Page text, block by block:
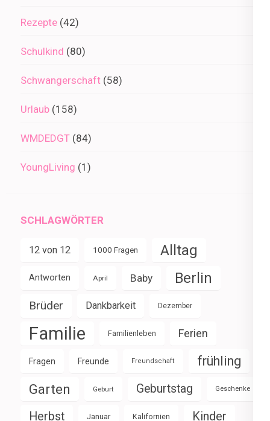
Rezepte (42)
Schulkind (80)
Schwangerschaft (58)
Urlaub (158)
WMDEDGT (84)
YoungLiving (1)
SCHLAGWÖRTER
12 von 12 1000 Fragen Alltag
Antworten April Baby Berlin
Brüder Dankbarkeit Dezember
Familie Familienleben Ferien
Fragen Freunde Freundschaft frühling
Garten Geburt Geburtstag Geschenke
Herbst Januar Kalifornien Kinder